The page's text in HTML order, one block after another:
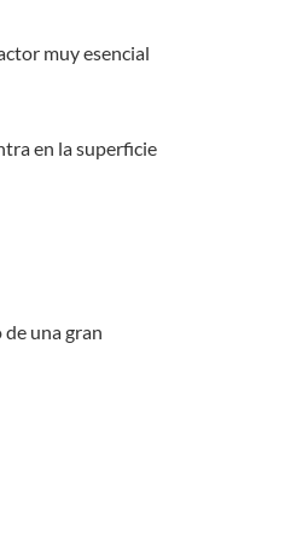
muy esencial
en la superficie
una gran